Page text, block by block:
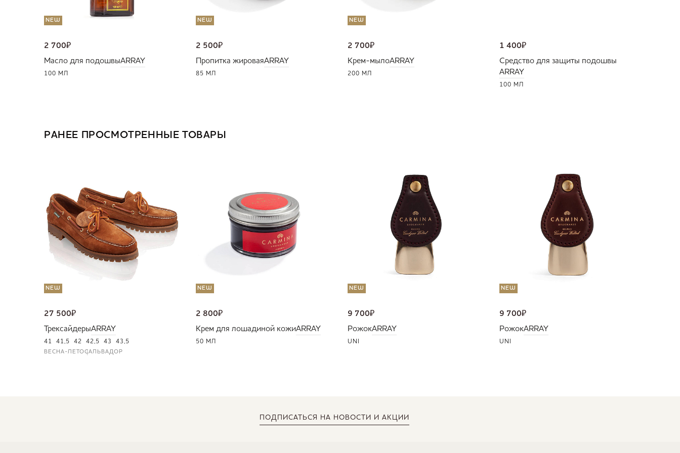
NEW
2 700₽
Масло для подошвыARRAY
100 МЛ
NEW
2 500₽
Пропитка жироваяARRAY
85 МЛ
NEW
2 700₽
Крем-мылоARRAY
200 МЛ
1 400₽
Средство для защиты подошвы
ARRAY
100 МЛ
РАНЕЕ ПРОСМОТРЕННЫЕ ТОВАРЫ
NEW
27 500₽
ТрексайдерыARRAY
41 41,5 42 42,5 43 43,5
ВЕСНА-ЛЕТОСАЛЬВАДОР
NEW
2 800₽
Крем для лошадиной кожиARRAY
50 МЛ
NEW
9 700₽
РожокARRAY
UNI
NEW
9 700₽
РожокARRAY
UNI
ПОДПИСАТЬСЯ НА НОВОСТИ И АКЦИИ